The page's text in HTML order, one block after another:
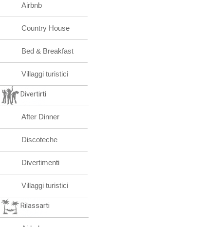
Airbnb
Country House
Bed & Breakfast
Villaggi turistici
Divertirti
After Dinner
Discoteche
Divertimenti
Villaggi turistici
Rilassarti